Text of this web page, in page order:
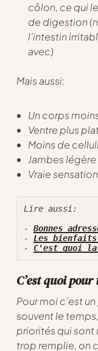
côlon, ce qui
de digestion
l’intestin
avec)
Mais aussi:
Un corps
Ventre plus
Moins de
Jambes légère
Vraie
Lire aussi:
- Bonnes
- Les bienfaits
- C'est quoi
C’est quoi
Pour moi c’est
souvent le temps,
priorités qui sont
trop remplie, on